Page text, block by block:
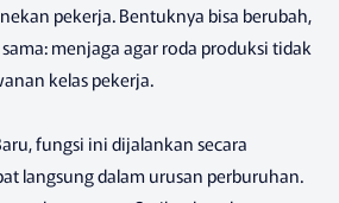
pekerja. Bentuknya bisa berubah,
menjaga agar roda produksi tidak
kelas pekerja.
fungsi ini dijalankan secara
langsung dalam urusan perburuhan.